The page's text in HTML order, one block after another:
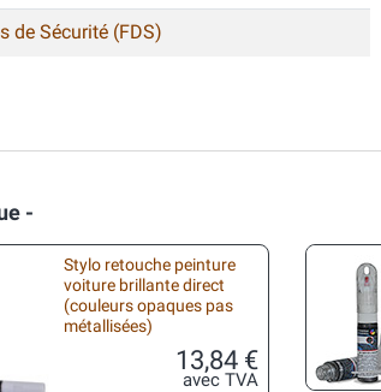
de Sécurité (FDS)
-
Stylo retouche peinture
voiture brillante direct
(couleurs opaques pas
métallisées)
13,84 €
avec TVA